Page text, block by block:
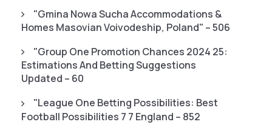
"gmina Nowa Sucha Accommodations &
Homes Masovian Voivodeship, Poland" – 506
"Group One Promotion Chances 2024 25:
Estimations And Betting Suggestions
Updated – 60
"League One Betting Possibilities: Best
Football Possibilities 7 7 England – 852